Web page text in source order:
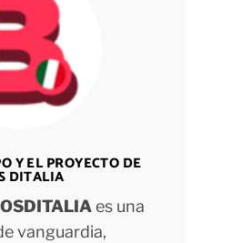
Y EL PROYECTO DE
DITALIA
es una
vanguardia,